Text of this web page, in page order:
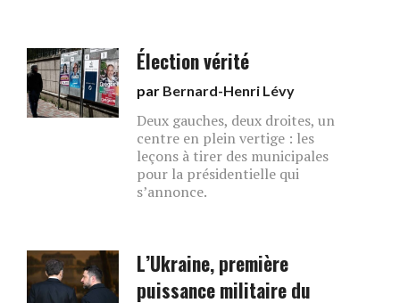
Élection vérité
par Bernard-Henri Lévy
Deux gauches, deux droites, un
centre en plein vertige : les
leçons à tirer des municipales
pour la présidentielle qui
s’annonce.
L’Ukraine, première
puissance militaire du